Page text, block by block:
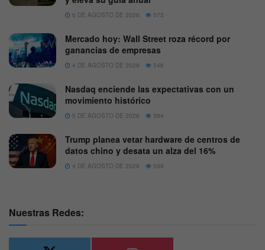
6 DE AGOSTO DE 2026 573
Mercado hoy: Wall Street roza récord por
ganancias de empresas
4 DE AGOSTO DE 2026 546
Nasdaq enciende las expectativas con un
movimiento histórico
5 DE AGOSTO DE 2026 584
Trump planea vetar hardware de centros de
datos chino y desata un alza del 16%
4 DE AGOSTO DE 2026 598
Nuestras Redes: